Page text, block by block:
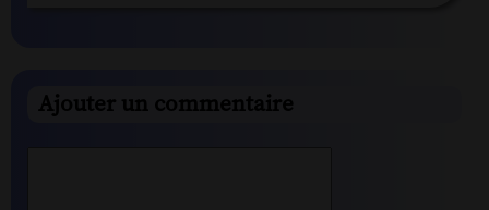
Ajouter un commentaire